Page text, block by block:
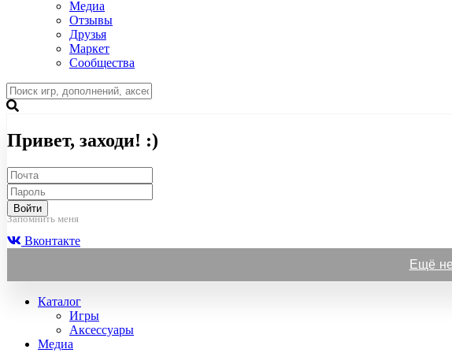
Медиа
Отзывы
Друзья
Маркет
Сообщества
Привет, заходи! :)
Войти
Запомнить меня
Вконтакте
Ещё
Каталог
Игры
Аксессуары
Медиа